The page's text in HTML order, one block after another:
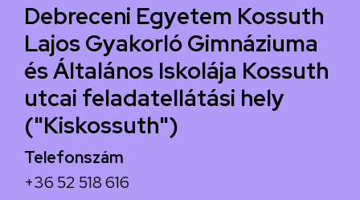
Debreceni Egyetem Kossuth
Lajos Gyakorló Gimnáziuma
és Általános Iskolája Kossuth
utcai feladatellátási hely
("Kiskossuth")
Telefonszám
+36 52 518 616